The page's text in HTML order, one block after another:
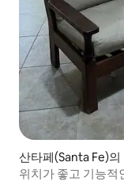
산타페(Santa Fe)의
위치가 좋고 기능적